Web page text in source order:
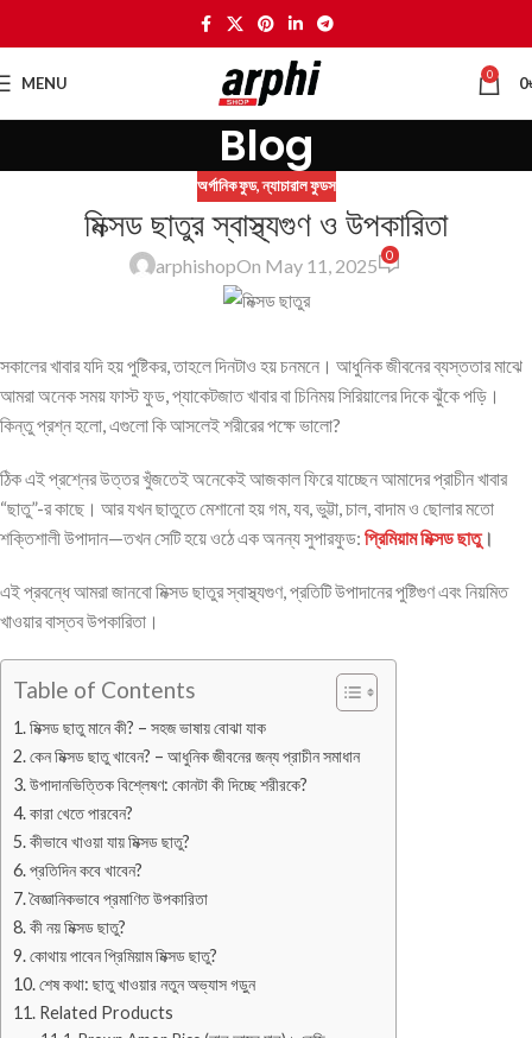
MENU 0 0
Blog
অর্গানিক ফুড,ন্যাচারাল ফুডস
মিক্সড ছাতুর স্বাস্থ্যগুণ ও উপকারিতা
arphishopOn May 11, 2025 0
সকালের খাবার যদি হয় পুষ্টিকর, তাহলে দিনটাও হয় চনমনে। আধুনিক জীবনের ব্যস্ততার মাঝে
আমরা অনেক সময় ফাস্ট ফুড, প্যাকেটজাত খাবার বা চিনিময় সিরিয়ালের দিকে ঝুঁকে পড়ি।
কিন্তু প্রশ্ন হলো, এগুলো কি আসলেই শরীরের পক্ষে ভালো?
ঠিক এই প্রশ্নের উত্তর খুঁজতেই অনেকেই আজকাল ফিরে যাচ্ছেন আমাদের প্রাচীন খাবার
“ছাতু”-র কাছে। আর যখন ছাতুতে মেশানো হয় গম, যব, ভুট্টা, চাল, বাদাম ও ছোলার মতো
শক্তিশালী উপাদান—তখন সেটি হয়ে ওঠে এক অনন্য সুপারফুড: প্রিমিয়াম মিক্সড ছাতু।
এই প্রবন্ধে আমরা জানবো মিক্সড ছাতুর স্বাস্থ্যগুণ, প্রতিটি উপাদানের পুষ্টিগুণ এবং নিয়মিত
খাওয়ার বাস্তব উপকারিতা।
Table of Contents
মিক্সড ছাতু মানে কী? – সহজ ভাষায় বোঝা যাক
কেন মিক্সড ছাতু খাবেন? – আধুনিক জীবনের জন্য প্রাচীন সমাধান
উপাদানভিত্তিক বিশ্লেষণ: কোনটা কী দিচ্ছে শরীরকে?
কারা খেতে পারবেন?
কীভাবে খাওয়া যায় মিক্সড ছাতু?
প্রতিদিন কবে খাবেন?
বৈজ্ঞানিকভাবে প্রমাণিত উপকারিতা
কী নয় মিক্সড ছাতু?
কোথায় পাবেন প্রিমিয়াম মিক্সড ছাতু?
শেষ কথা: ছাতু খাওয়ার নতুন অভ্যাস গড়ুন
Related Products